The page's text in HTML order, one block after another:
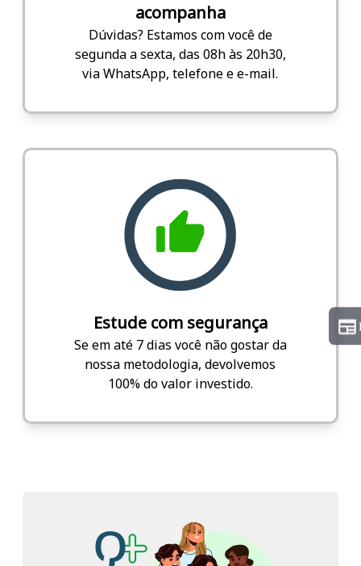
acompanha
Dúvidas? Estamos com você de
segunda a sexta, das 08h às 20h30,
via WhatsApp, telefone e e-mail.
Estude com segurança
Se em até 7 dias você não gostar da
nossa metodologia, devolvemos
100% do valor investido.